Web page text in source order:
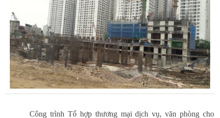
Công trình Tổ hợp thương mại dịch vụ, văn phòng cho